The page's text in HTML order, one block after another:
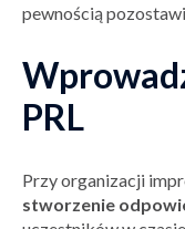
pewnością
PRL
Przy organizacji
stworzenie